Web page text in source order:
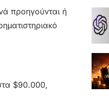
προηγούνται ή
$90.000,